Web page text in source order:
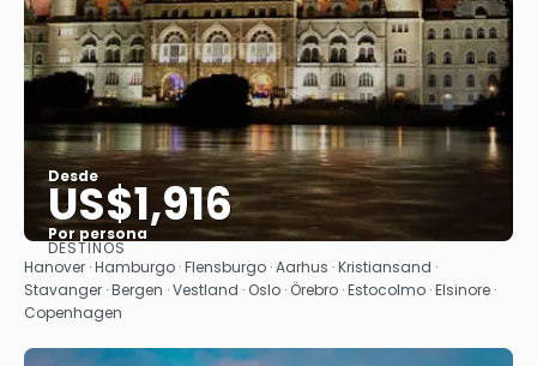
Desde
US$1,916
Por persona
Ver
DESTINOS
Hanover · Hamburgo · Flensburgo · Aarhus · Kristiansand ·
Stavanger · Bergen · Vestland · Oslo · Örebro · Estocolmo · Elsinore ·
Copenhagen